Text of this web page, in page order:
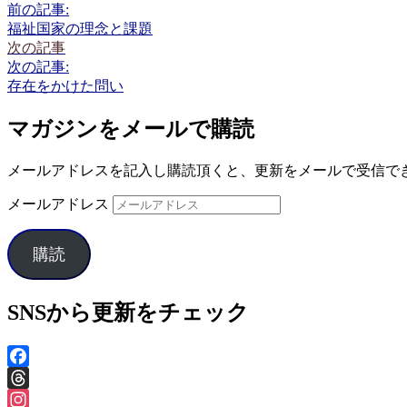
前の記事:
福祉国家の理念と課題
次の記事
次の記事:
存在をかけた問い
マガジンをメールで購読
メールアドレスを記入し購読頂くと、更新をメールで受信で
メールアドレス
購読
SNSから更新をチェック
Facebook
Threads